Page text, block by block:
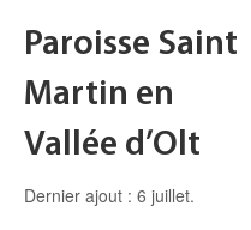
Sanctuaires & Pélerinages
Agenda diocésain
Je donne
Paroisse Saint
Martin en
Vallée d’Olt
Dernier ajout : 6 juillet.